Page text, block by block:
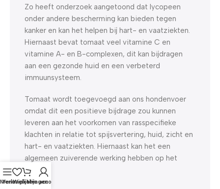
Zo heeft onderzoek aangetoond dat lycopeen
onder andere bescherming kan bieden tegen
kanker en kan het helpen bij hart- en vaatziekten.
Hiernaast bevat tomaat veel vitamine C en
vitamine A- en B-complexen, dit kan bijdragen
aan een gezonde huid en een verbeterd
immuunsysteem.
Tomaat wordt toegevoegd aan ons hondenvoer
omdat dit een positieve bijdrage zou kunnen
leveren aan het voorkomen van rasspecifieke
klachten in relatie tot spijsvertering, huid, zicht en
hart- en vaatziekten. Hiernaast kan het een
algemeen zuiverende werking hebben op het
lichaam.
Menu
Verlanglijst
Winkelwagen
Mijn account